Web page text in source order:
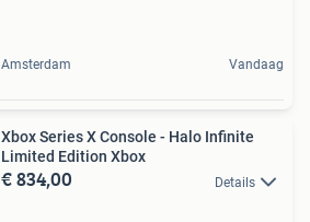
Amsterdam Vandaag
Xbox Series X Console - Halo Infinite
Limited Edition Xbox
€ 834,00 Details